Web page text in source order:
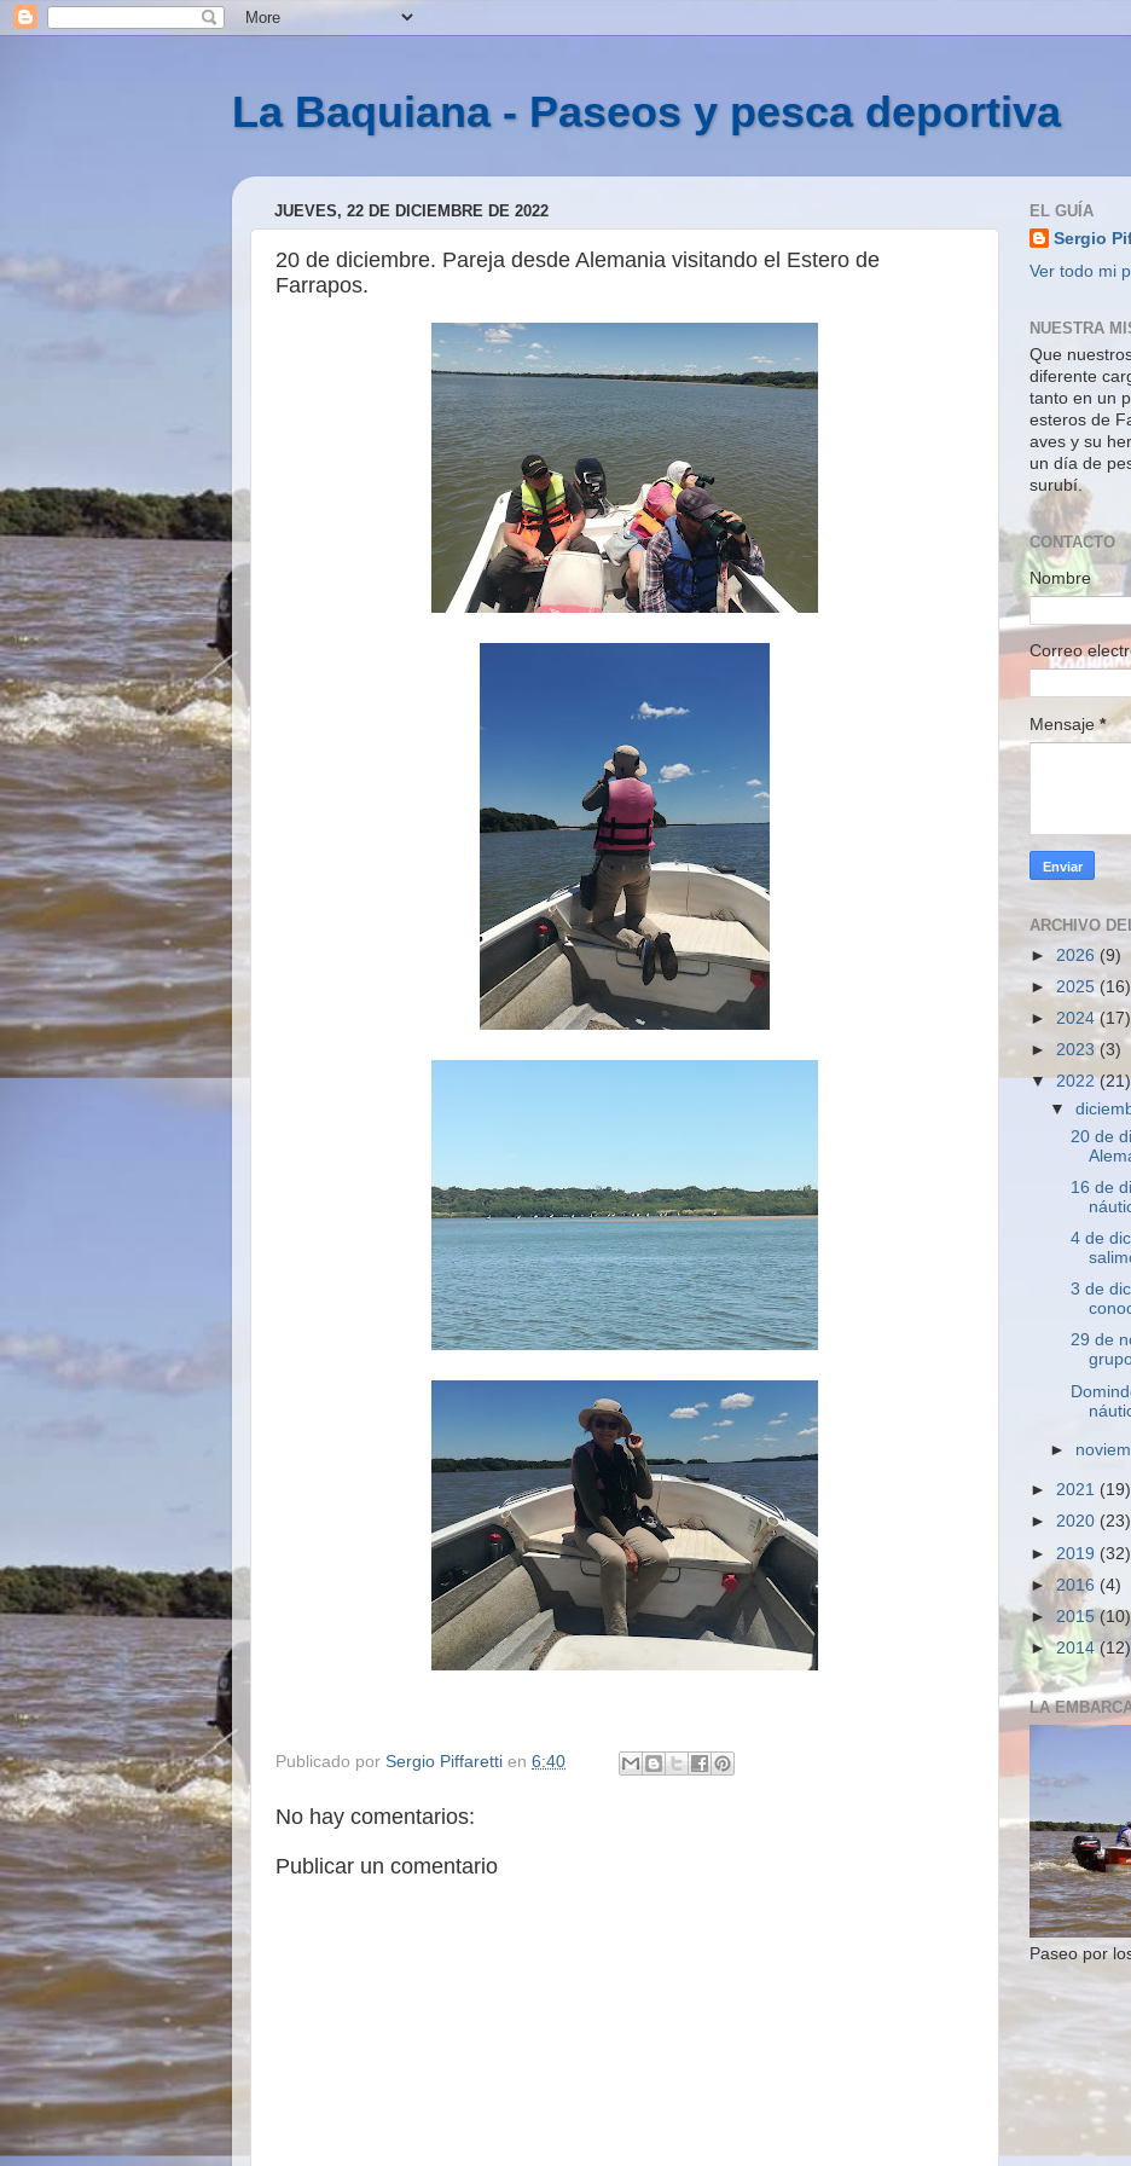
La Baquiana - Paseos y pesca deportiva
JUEVES, 22 DE DICIEMBRE DE 2022
20 de diciembre. Pareja desde Alemania visitando el Estero de
Farrapos.
Publicado por Sergio Piffaretti en 6:40
No hay comentarios:
Publicar un comentario
EL GUÍA
Sergio
Ver todo mi
NUESTRA
Que
diferente
tanto en un
esteros de
aves y su
un día de
surubí.
CONTACTO
Nombre
Correo
Mensaje *
ARCHIVO
► 2026 (9)
► 2025 (16)
► 2024 (17)
► 2023 (3)
▼2022(21)
▼
20 de
16 de
4 de
3 de
29 de
►
► 2021 (19)
► 2020 (23)
► 2019 (32)
► 2016 (4)
► 2015 (10)
►2014 (12)
LA
Paseo por